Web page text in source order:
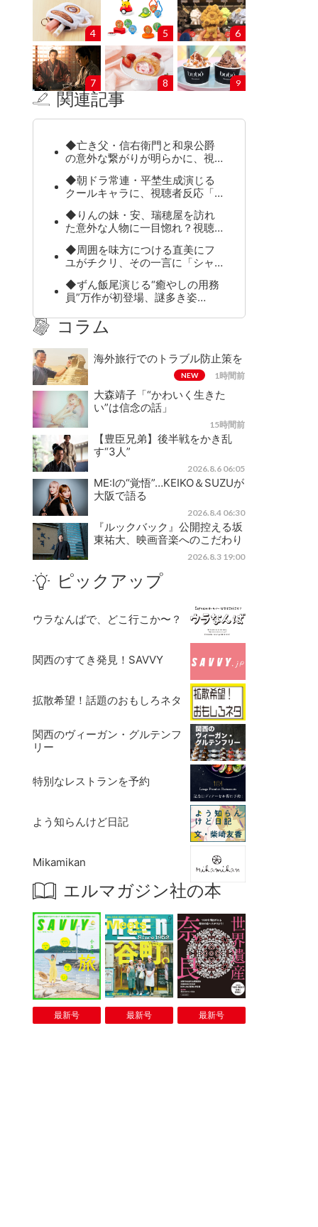
4 5 6
7 8 9
関連記事
◆亡き父・信右衛門と和泉公爵
の意外な繋がりが明らかに、視…
◆朝ドラ常連・平埜生成演じる
クールキャラに、視聴者反応「…
◆りんの妹・安、瑞穂屋を訪れ
た意外な人物に一目惚れ？視聴…
◆周囲を味方につける直美にフ
ユがチクリ、その一言に「シャ…
◆ずん飯尾演じる“癒やしの用務
員”万作が初登場、謎多き姿…
コラム
海外旅行でのトラブル防止策を
NEW 1時間前
大森靖子「“かわいく生きた
い”は信念の話」
15時間前
【豊臣兄弟】後半戦をかき乱
す“3人”
2026.8.6 06:05
ME:Iの“覚悟”…KEIKO＆SUZUが
大阪で語る
2026.8.4 06:30
『ルックバック』公開控える坂
東祐大、映画音楽へのこだわり
2026.8.3 19:00
ピックアップ
ウラなんばで、どこ行こか〜？
関西のすてき発見！SAVVY
拡散希望！話題のおもしろネタ
関西のヴィーガン・グルテンフ
リー
特別なレストランを予約
よう知らんけど日記
Mikamikan
エルマガジン社の本
最新号 最新号 最新号